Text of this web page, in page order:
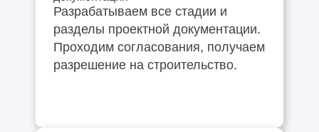
Разрабатываем все стадии и
разделы проектной документации.
Проходим согласования, получаем
разрешение на строительство.